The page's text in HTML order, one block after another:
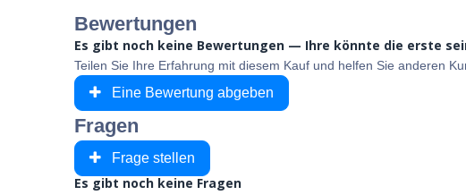
Bewertungen
Es gibt noch keine Bewertungen — Ihre könnte die erste
Teilen Sie Ihre Erfahrung mit diesem Kauf und helfen Sie anderen
Eine Bewertung abgeben
Fragen
Frage stellen
Es gibt noch keine Fragen